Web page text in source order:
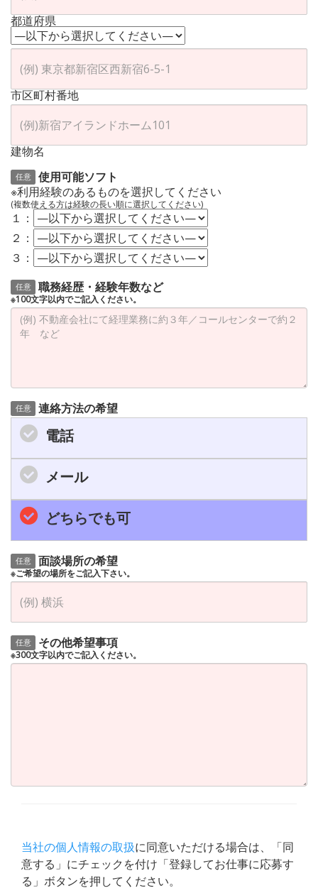
都道府県
市区町村番地
建物名
任意
使用可能ソフト
※利用経験のあるものを選択してください
(複数使える方は経験の長い順に選択してください)
１：
２：
３：
任意 職務経歴・経験年数など
※100文字以内でご記入ください。
任意 連絡方法の希望
電話
メール
どちらでも可
任意 面談場所の希望
※ご希望の場所をご記入下さい。
任意 その他希望事項
※300文字以内でご記入ください。
当社の個人情報の取扱に同意いただける場合は、「同
意する」にチェックを付け「登録してお仕事に応募す
る」ボタンを押してください。